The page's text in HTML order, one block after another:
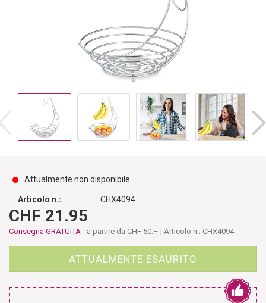
Attualmente non disponibile
Articolo n.: CHX4094
CHF 21.95
Consegna GRATUITA - a partire da CHF 50.– | Articolo n.: CHX4094
ATTUALMENTE ESAURITO